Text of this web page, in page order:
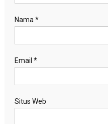
Nama *
Email *
Situs Web